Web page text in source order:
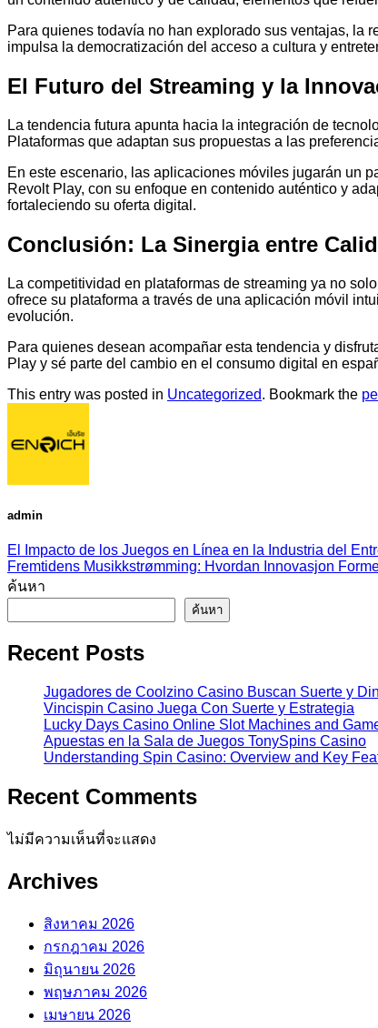
Para quienes todavía no han explorado sus ventajas, la
impulsa la democratización del acceso a cultura y
El Futuro del Streaming y la
La tendencia futura apunta hacia la integración de
Plataformas que adaptan sus propuestas a las
En este escenario, las aplicaciones móviles jugarán un
Revolt Play, con su enfoque en contenido auténtico y
fortaleciendo su oferta digital.
Conclusión: La Sinergia entre
La competitividad en plataformas de streaming ya no
ofrece su plataforma a través de una aplicación móvil
evolución.
Para quienes desean acompañar esta tendencia y
Play y sé parte del cambio en el consumo digital en
This entry was posted in Uncategorized. Bookmark the
admin
El Impacto de los Juegos en Línea en la Industria del
Fremtidens Musikkstrømming: Hvordan Innovasjon
ค้นหา
ค้นหา
Recent Posts
Jugadores de Coolzino Casino Buscan Suerte y
Vincispin Casino Juega Con Suerte y Estrategia
Lucky Days Casino Online Slot Machines and
Apuestas en la Sala de Juegos TonySpins Casino
Understanding Spin Casino: Overview and Key
Recent Comments
ไม่มีความเห็นที่จะแสดง
Archives
สิงหาคม 2026
กรกฎาคม 2026
มิถุนายน 2026
พฤษภาคม 2026
เมษายน 2026